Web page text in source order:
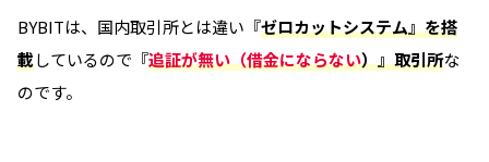
BYBITは、国内取引所とは違い『ゼロカットシステム』を搭
載しているので『追証が無い（借金にならない）』取引所な
のです。